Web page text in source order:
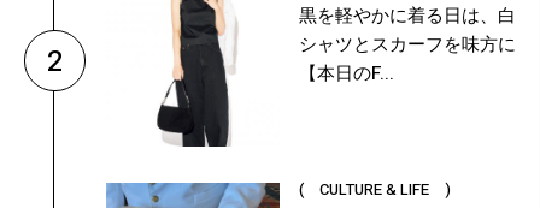
2
黒を軽やかに着る日は、白
シャツとスカーフを味方に
【本日のF...
( CULTURE & LIFE )